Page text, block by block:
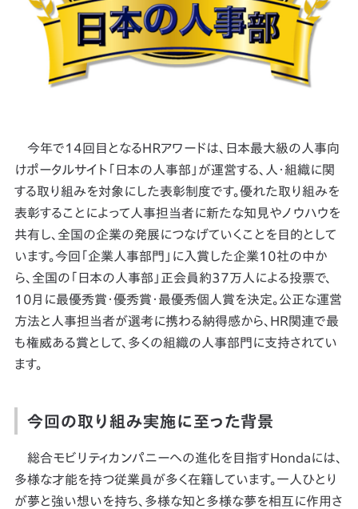
今年で14回目となるＨＲアワードは、日本最大級の人事向
けポータルサイト「日本の人事部」が運営する、人・組織に関
する取り組みを対象にした表彰制度です。優れた取り組みを
表彰することによって人事担当者に新たな知見やノウハウを
共有し、全国の企業の発展につなげていくことを目的として
います。今回「企業人事部門」に入賞した企業10社の中か
ら、全国の「日本の人事部」正会員約37万人による投票で、
10月に最優秀賞・優秀賞・最優秀個人賞を決定。公正な運営
方法と人事担当者が選考に携わる納得感から、HR関連で最
も権威ある賞として、多くの組織の人事部門に支持されてい
ます。
今回の取り組み実施に至った背景
総合モビリティカンパニーへの進化を目指すHondaには、
多様な才能を持つ従業員が多く在籍しています。一人ひとり
が夢と強い想いを持ち、多様な知と多様な夢を相互に作用さ